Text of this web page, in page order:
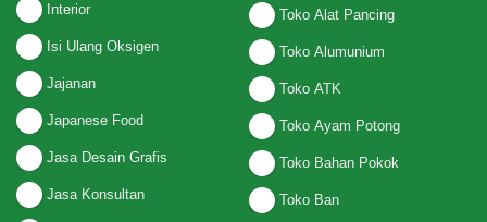
Interior
Isi Ulang Oksigen
Jajanan
Japanese Food
Jasa Desain Grafis
Jasa Konsultan
Toko Alat Pancing
Toko Alumunium
Toko ATK
Toko Ayam Potong
Toko Bahan Pokok
Toko Ban